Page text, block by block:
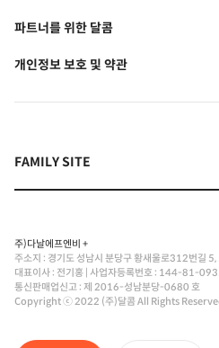
파트너를 위한 달콤
개인정보 보호 및 약관
주)다날에프엔비 +
주소지 : 경기도 성남시 분당구 황새울로312번길
대표이사 : 전기홍 사업자등록번호 : 144-81-
통신판매업신고 : 제 2016-성남분당-0680 호
Copyright ⓒ 2022 (주)달콤 All Rights